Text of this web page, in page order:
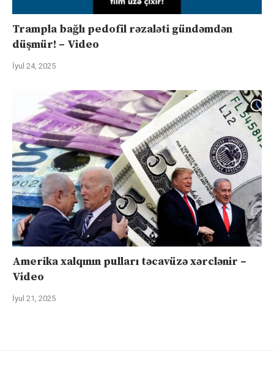
Trampla bağlı pedofil rəzaləti gündəmdən
düşmür! – Video
İyul 24, 2025
Amerika xalqının pulları təcavüzə xərclənir –
Video
İyul 21, 2025